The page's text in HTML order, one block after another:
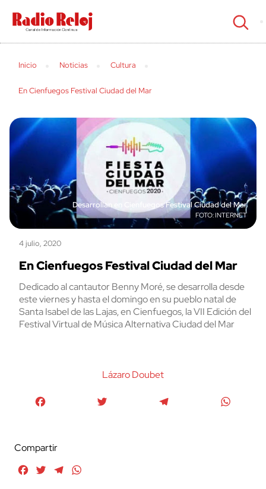
cerrar
Inicio Noticias Cultura
En Cienfuegos Festival Ciudad del Mar
Desarrollan en Cienfuegos Festival Ciudad del Mar
INTERNET
4 julio, 2020
En Cienfuegos Festival Ciudad del Mar
Dedicado al cantautor Benny Moré, se desarrolla desde
este viernes y hasta el domingo en su pueblo natal de
Santa Isabel de las Lajas, en Cienfuegos, la VII Edición del
Festival Virtual de Música Alternativa Ciudad del Mar
Lázaro Doubet
Compartir
FacebookTwitterTelegram